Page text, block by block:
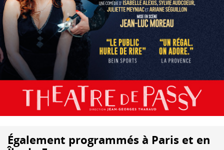
Également programmés à Paris et en